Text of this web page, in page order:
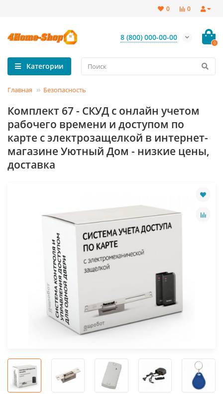
0
0
8 (800) 000-00-00
0
Категории
Главная Безопасность
Комплект 67 - СКУД с онлайн учетом
рабочего времени и доступом по
карте с электрозащелкой в интернет-
магазине Уютный Дом - низкие цены,
доставка